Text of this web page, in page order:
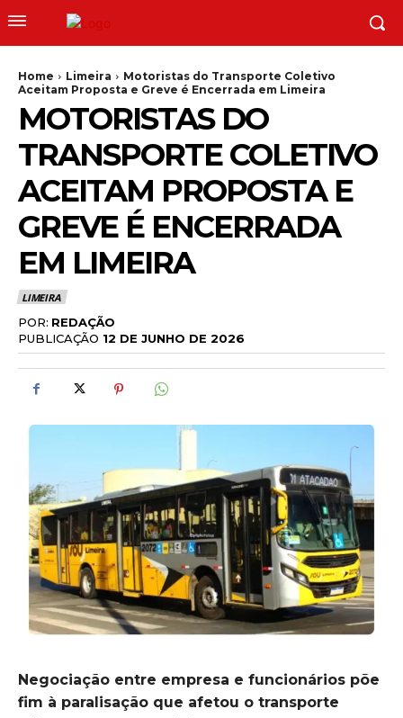
Home Limeira
Motoristas do Transporte Coletivo
Aceitam Proposta e Greve é Encerrada em Limeira
MOTORISTAS DO
TRANSPORTE COLETIVO
ACEITAM PROPOSTA E
GREVE É ENCERRADA
EM LIMEIRA
LIMEIRA
POR: REDAÇÃO
PUBLICAÇÃO 12 DE JUNHO DE 2026
Negociação entre empresa e funcionários põe
fim à paralisação que afetou o transporte